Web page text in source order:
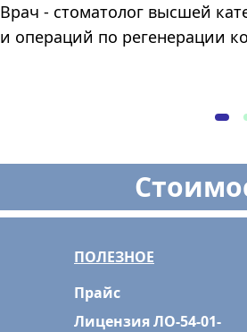
Врач - стоматолог высшей
и операций по регенерации
ПОЛЕЗНОЕ
Прайс
Лицензия ЛО-54-01-